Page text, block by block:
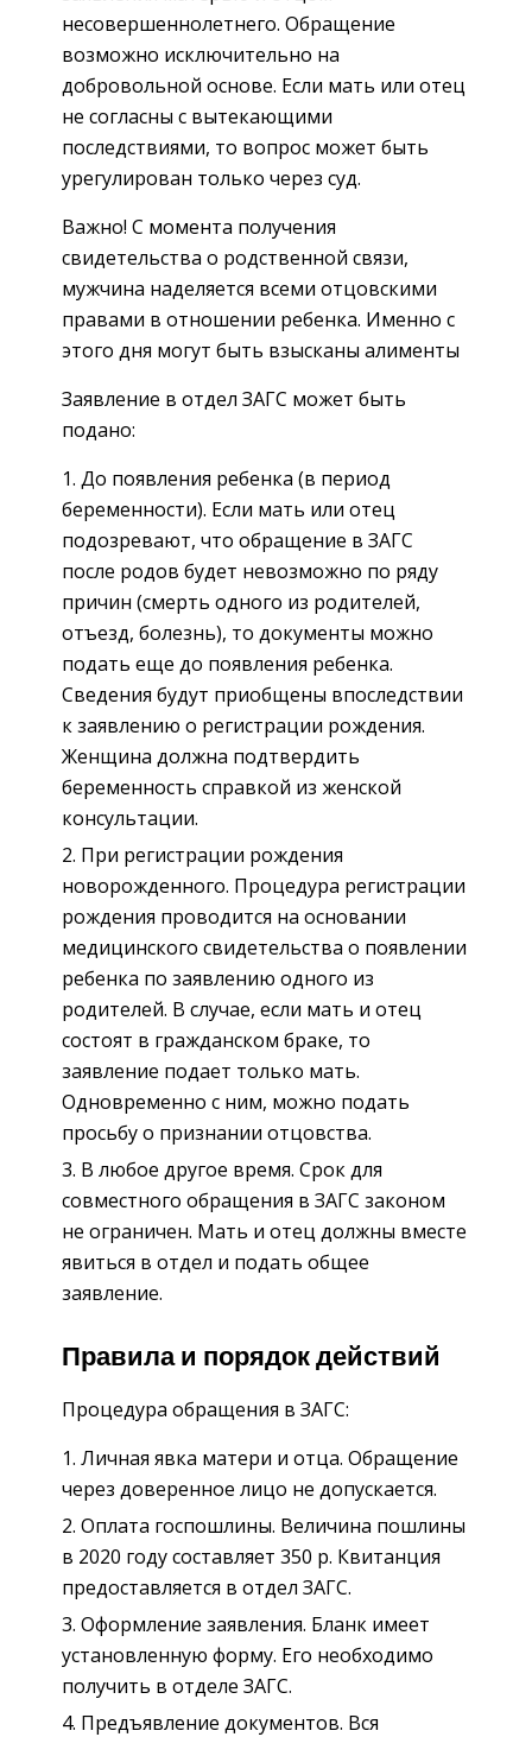
несовершеннолетнего. Обращение
возможно исключительно на
добровольной основе. Если мать или отец
не согласны с вытекающими
последствиями, то вопрос может быть
урегулирован только через суд.
Важно! С момента получения
свидетельства о родственной связи,
мужчина наделяется всеми отцовскими
правами в отношении ребенка. Именно с
этого дня могут быть взысканы алименты
Заявление в отдел ЗАГС может быть
подано:
До появления ребенка (в период
беременности). Если мать или отец
подозревают, что обращение в ЗАГС
после родов будет невозможно по ряду
причин (смерть одного из родителей,
отъезд, болезнь), то документы можно
подать еще до появления ребенка.
Сведения будут приобщены впоследствии
к заявлению о регистрации рождения.
Женщина должна подтвердить
беременность справкой из женской
консультации.
При регистрации рождения
новорожденного. Процедура регистрации
рождения проводится на основании
медицинского свидетельства о появлении
ребенка по заявлению одного из
родителей. В случае, если мать и отец
состоят в гражданском браке, то
заявление подает только мать.
Одновременно с ним, можно подать
просьбу о признании отцовства.
В любое другое время. Срок для
совместного обращения в ЗАГС законом
не ограничен. Мать и отец должны вместе
явиться в отдел и подать общее
заявление.
Правила и порядок действий
Процедура обращения в ЗАГС:
Личная явка матери и отца. Обращение
через доверенное лицо не допускается.
Оплата госпошлины. Величина пошлины
в 2020 году составляет 350 р. Квитанция
предоставляется в отдел ЗАГС.
Оформление заявления. Бланк имеет
установленную форму. Его необходимо
получить в отделе ЗАГС.
Предъявление документов. Вся